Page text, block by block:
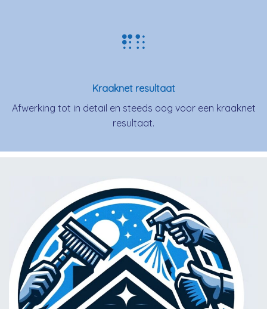
Kraaknet resultaat
Afwerking tot in detail en steeds oog voor een kraaknet
resultaat.